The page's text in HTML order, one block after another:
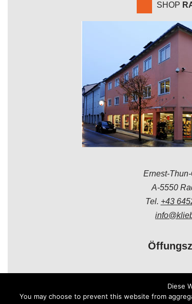
SHOP
Ernest-
A-5550
Tel. +43
08.00 -Diese
You may choose to prevent this website from